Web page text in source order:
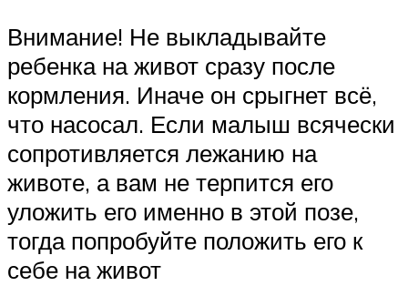
Внимание! Не выкладывайте
ребенка на живот сразу после
кормления. Иначе он срыгнет всё,
что насосал. Если малыш всячески
сопротивляется лежанию на
животе, а вам не терпится его
уложить его именно в этой позе,
тогда попробуйте положить его к
себе на живот